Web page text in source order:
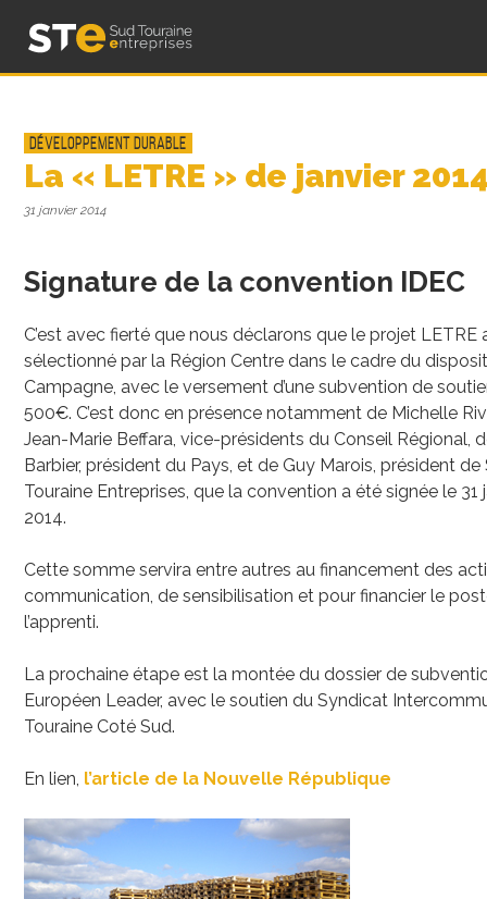
content
Développement durable
La « LETRE » de janvier
31 janvier 2014
Signature de la convention IDEC
C’est avec fierté que nous déclarons que le projet LETRE
sélectionné par la Région Centre dans le cadre du
Campagne, avec le versement d’une subvention de
500€. C’est donc en présence notamment de Michelle
Jean-Marie Beffara, vice-présidents du Conseil Régional,
Barbier, président du Pays, et de Guy Marois, président de
Touraine Entreprises, que la convention a été signée le 31
2014.
Cette somme servira entre autres au financement des
communication, de sensibilisation et pour financier le
l’apprenti.
La prochaine étape est la montée du dossier de
Européen Leader, avec le soutien du Syndicat
Touraine Coté Sud.
En lien, l’article de la Nouvelle République